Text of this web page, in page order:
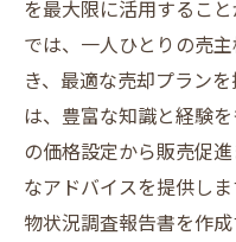
購入決定を後
プレミアム買取で
を目指す
オークション
競争を生み出
多くの買取会
を最大限に活用するこ
では、一人ひとりの売
き、最適な売却プラン
は、豊富な知識と経験
の価格設定から販売促
なアドバイスを提供し
物状況調査報告書を作